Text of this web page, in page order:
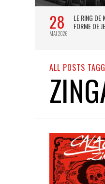
28
MAI 2026
LE RING DE
FORME DE
ALL POSTS